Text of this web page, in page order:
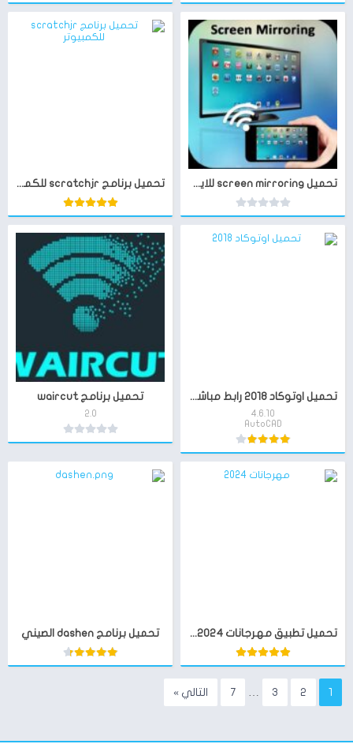
تحميل screen mirroring للايفون تحميل برنامج scratchjr للكمبيوتر
تحميل اوتوكاد 2018 رابط مباشر للتنزيل
4.6.10
AutoCAD
تحميل برنامج waircut
2.0
تحميل تطبيق مهرجانات 2024 بدون نت تحميل برنامج dashen الصيني
1
2
3
…
7 التالي »